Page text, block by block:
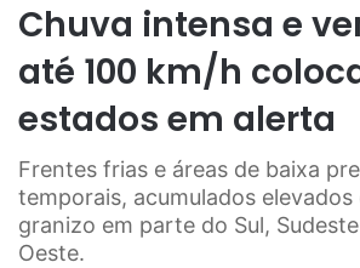
Chuva intensa e
até 100 km/h
estados em alerta
Frentes frias e áreas de baixa
temporais, acumulados elevados
granizo em parte do Sul,
Oeste.